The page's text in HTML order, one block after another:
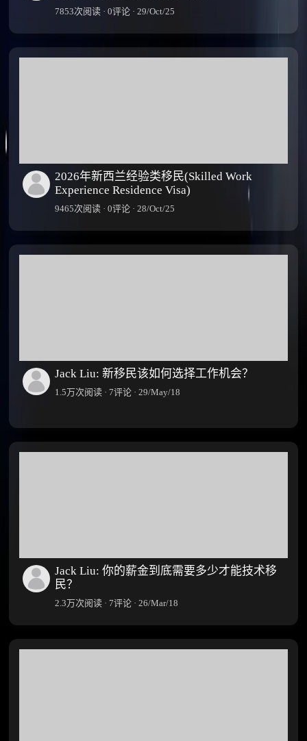
7853次阅读 · 0评论 · 29/Oct/25
2026年新西兰经验类移民(Skilled Work
Experience Residence Visa)
9465次阅读 · 0评论 · 28/Oct/25
Jack Liu: 新移民该如何选择工作机会？
1.5万次阅读 · 7评论 · 29/May/18
Jack Liu: 你的薪金到底需要多少才能技术移
民？
2.3万次阅读 · 7评论 · 26/Mar/18